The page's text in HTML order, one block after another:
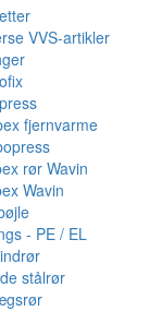
VVS-artikler
fjernvarme
rør Wavin
Wavin
- PE / EL
stålrør